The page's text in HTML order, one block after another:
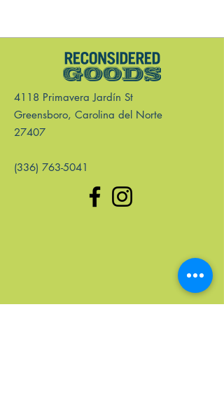
4118 Primavera Jardín St
Greensboro, Carolina del Norte
27407
(336) 763-5041